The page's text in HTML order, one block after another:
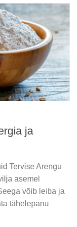
ja
Tervise Arengu
asemel
võib leiba ja
tähelepanu